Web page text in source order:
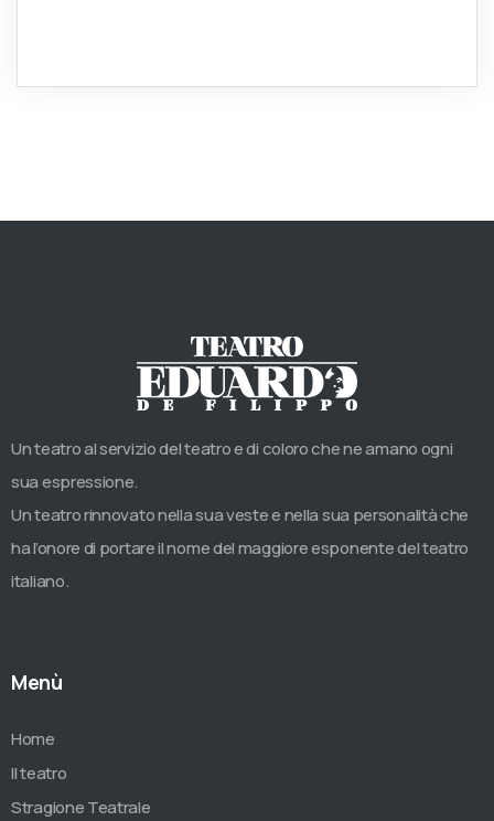
Un teatro al servizio del teatro e di coloro che ne amano ogni
sua espressione.
Un teatro rinnovato nella sua veste e nella sua personalità che
ha l’onore di portare il nome del maggiore esponente del teatro
italiano.
Menù
Home
Il teatro
Stragione Teatrale